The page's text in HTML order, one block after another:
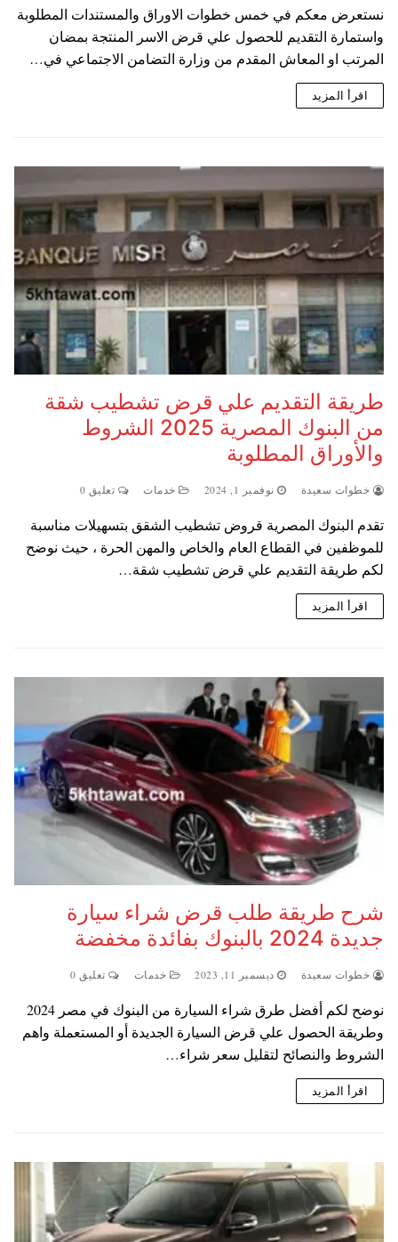
نستعرض معكم في خمس خطوات الاوراق والمستندات المطلوبة
واستمارة التقديم للحصول علي قرض الاسر المنتجة بمضان
المرتب او المعاش المقدم من وزارة التضامن الاجتماعي في…
اقرأ المزيد
طريقة التقديم علي قرض تشطيب شقة
من البنوك المصرية 2025 الشروط
والأوراق المطلوبة
خطوات سعيدة نوفمبر 1, 2024 خدمات تعليق 0
تقدم البنوك المصرية قروض تشطيب الشقق بتسهيلات مناسبة
للموظفين في القطاع العام والخاص والمهن الحرة ، حيث نوضح
لكم طريقة التقديم علي قرض تشطيب شقة…
اقرأ المزيد
شرح طريقة طلب قرض شراء سيارة
جديدة 2024 بالبنوك بفائدة مخفضة
خطوات سعيدة ديسمبر 11, 2023 خدمات تعليق 0
نوضح لكم أفضل طرق شراء السيارة من البنوك في مصر 2024
وطريقة الحصول علي قرض السيارة الجديدة أو المستعملة واهم
الشروط والنصائح لتقليل سعر شراء…
اقرأ المزيد